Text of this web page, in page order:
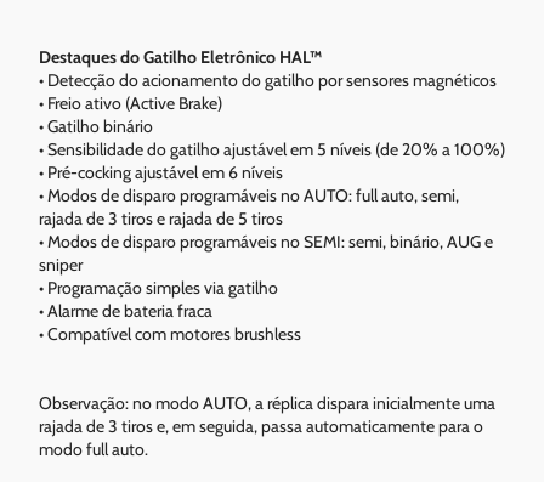
Destaques do Gatilho Eletrônico HAL™
• Detecção do acionamento do gatilho por sensores magnéticos
• Freio ativo (Active Brake)
• Gatilho binário
• Sensibilidade do gatilho ajustável em 5 níveis (de 20% a 100%)
• Pré-cocking ajustável em 6 níveis
• Modos de disparo programáveis no AUTO: full auto, semi,
rajada de 3 tiros e rajada de 5 tiros
• Modos de disparo programáveis no SEMI: semi, binário, AUG e
sniper
• Programação simples via gatilho
• Alarme de bateria fraca
• Compatível com motores brushless
Observação: no modo AUTO, a réplica dispara inicialmente uma
rajada de 3 tiros e, em seguida, passa automaticamente para o
modo full auto.